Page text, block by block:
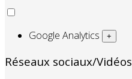
Google Analytics +
Réseaux sociaux/Vidéos